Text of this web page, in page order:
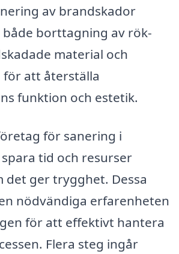
av brandskador
borttagning av rök-
material och
att återställa
funktion och estetik.
för sanering i
tid och resurser
det ger trygghet. Dessa
nödvändiga erfarenheten
för att effektivt hantera
Flera steg ingår